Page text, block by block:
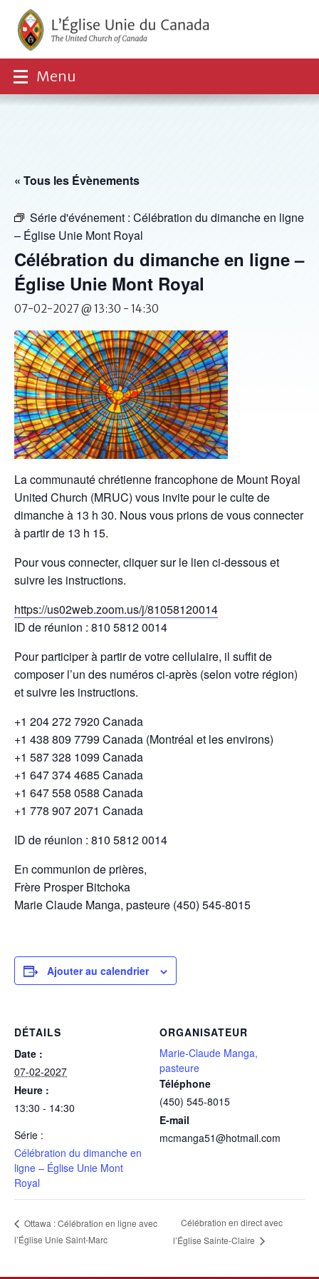
Menu
« Tous les Évènements
Série d'événement : Célébration du dimanche en ligne
– Église Unie Mont Royal
Célébration du dimanche en ligne –
Église Unie Mont Royal
07-02-2027 @ 13:30 - 14:30
La communauté chrétienne francophone de Mount Royal
United Church (MRUC) vous invite pour le culte de
dimanche à 13 h 30. Nous vous prions de vous connecter
à partir de 13 h 15.
Pour vous connecter, cliquer sur le lien ci-dessous et
suivre les instructions.
https://us02web.zoom.us/j/81058120014
ID de réunion : 810 5812 0014
Pour participer à partir de votre cellulaire, il suffit de
composer l’un des numéros ci-après (selon votre région)
et suivre les instructions.
+1 204 272 7920 Canada
+1 438 809 7799 Canada (Montréal et les environs)
+1 587 328 1099 Canada
+1 647 374 4685 Canada
+1 647 558 0588 Canada
+1 778 907 2071 Canada
ID de réunion : 810 5812 0014
En communion de prières,
Frère Prosper Bitchoka
Marie Claude Manga, pasteure (450) 545-8015
Ajouter au calendrier
DÉTAILS
Date :
07-02-2027
Heure :
13:30 - 14:30
Série :
Célébration du dimanche en
ligne – Église Unie Mont
Royal
ORGANISATEUR
Marie-Claude Manga,
pasteure
Téléphone
(450) 545-8015
E-mail
mcmanga51@hotmail.com
Ottawa : Célébration en ligne avec
l’Église Unie Saint-Marc
Célébration en direct avec
l’Église Sainte-Claire